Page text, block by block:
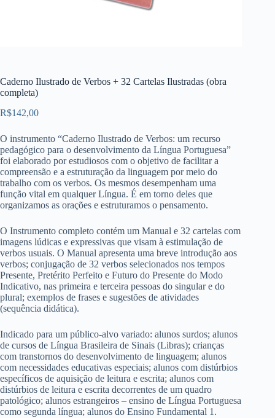
Caderno Ilustrado de Verbos + 32 Cartelas Ilustradas (obra
completa)
R$142,00
O instrumento “Caderno Ilustrado de Verbos: um recurso
pedagógico para o desenvolvimento da Língua Portuguesa”
foi elaborado por estudiosos com o objetivo de facilitar a
compreensão e a estruturação da linguagem por meio do
trabalho com os verbos. Os mesmos desempenham uma
função vital em qualquer Língua. É em torno deles que
organizamos as orações e estruturamos o pensamento.
O Instrumento completo contém um Manual e 32 cartelas com
imagens lúdicas e expressivas que visam à estimulação de
verbos usuais. O Manual apresenta uma breve introdução aos
verbos; conjugação de 32 verbos selecionados nos tempos
Presente, Pretérito Perfeito e Futuro do Presente do Modo
Indicativo, nas primeira e terceira pessoas do singular e do
plural; exemplos de frases e sugestões de atividades
(sequência didática).
Indicado para um público-alvo variado: alunos surdos; alunos
de cursos de Língua Brasileira de Sinais (Libras); crianças
com transtornos do desenvolvimento de linguagem; alunos
com necessidades educativas especiais; alunos com distúrbios
específicos de aquisição de leitura e escrita; alunos com
distúrbios de leitura e escrita decorrentes de um quadro
patológico; alunos estrangeiros – ensino de Língua Portuguesa
como segunda língua; alunos do Ensino Fundamental 1.